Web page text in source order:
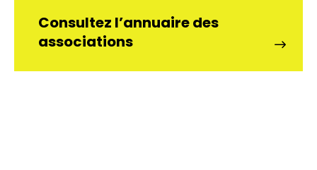
Consultez l’annuaire des
associations